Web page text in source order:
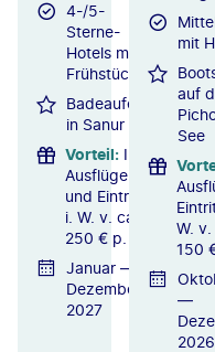
4-/5-
Sterne-
Hotels mit
Frühstück
Badeaufenthalt
in Sanur
Vorteil: Inkl.
Ausflüge
und Eintritte
i. W. v. ca.
250 € p. P.
Januar —
Dezember
2027
mit
auf
See
W. v.
150
—
2026